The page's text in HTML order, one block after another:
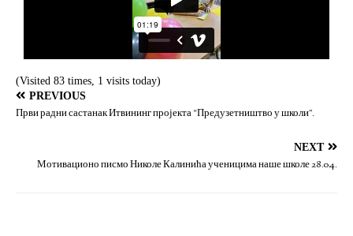
(Visited 83 times, 1 visits today)
PREVIOUS
Први радни састанак Итвининг пројекта “Предузетништво у школи”.
NEXT
Мотивационо писмо Николе Калинића ученицима наше школе 28.04.